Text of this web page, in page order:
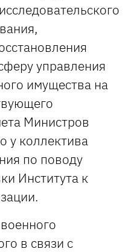
управления
имущества на
Министров
у коллектива
по поводу
Института к
в связи с